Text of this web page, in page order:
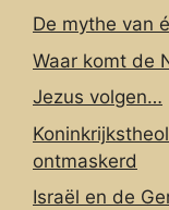
De mythe van
Waar komt de
Jezus volgen…
ontmaskerd
Israël en de